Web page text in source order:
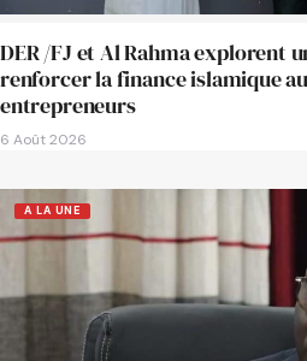
DER /FJ et Al Rahma explorent
renforcer la finance islamique
entrepreneurs
6 Août 2026
A LA UNE